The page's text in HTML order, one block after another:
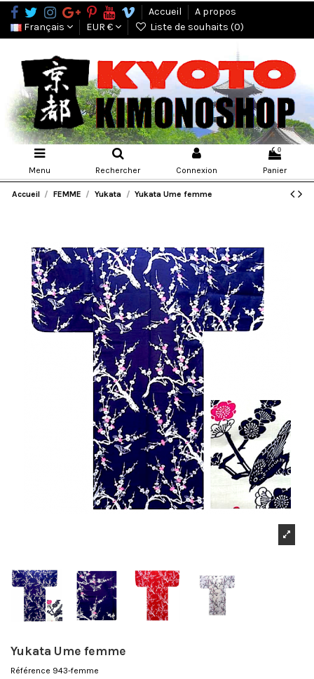
Accueil
A propos
Français
EUR € Liste de souhaits (0)
Menu Rechercher Connexion
0
Panier
Accueil FEMME Yukata Yukata Ume femme
Yukata Ume femme
Référence 943-femme